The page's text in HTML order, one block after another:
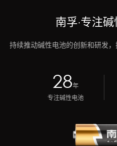
南孚·专注
持续推动碱性电池的创新和研发
28年
专注碱性电池